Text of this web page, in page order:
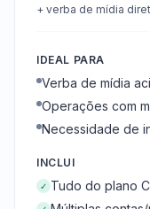
+ verba de mídia
IDEAL PARA
Verba de mídia
Operações com
Necessidade de
INCLUI
✓ Tudo do plano